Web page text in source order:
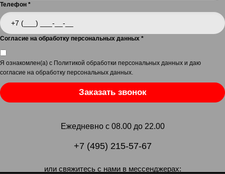
Телефон *
Согласие на обработку персональных данных *
Я ознакомлен(а) с Политикой обработки персональных данных и даю
согласие на обработку персональных данных
Заказать звонок
Ежедневно с 08.00 до 22.00
+7 (495) 215-57-67
или свяжитесь с нами в мессенджерах: